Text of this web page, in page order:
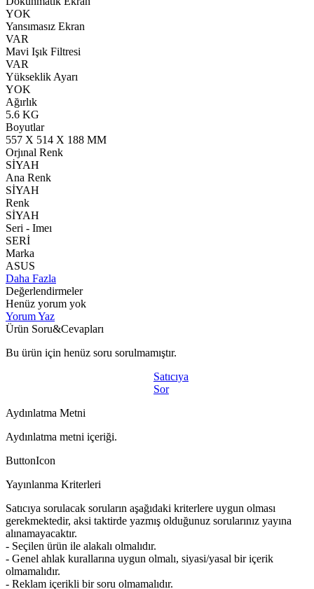
YOK
Yansımasız Ekran
VAR
Mavi Işık Filtresi
VAR
Yükseklik Ayarı
YOK
Ağırlık
5.6 KG
Boyutlar
557 X 514 X 188 MM
Orjınal Renk
SİYAH
Ana Renk
SİYAH
Renk
SİYAH
Seri - Imeı
SERİ
Marka
ASUS
Daha Fazla
Değerlendirmeler
Henüz yorum yok
Yorum Yaz
Ürün Soru&Cevapları
Bu ürün için henüz soru sorulmamıştır.
Satıcıya
Sor
Aydınlatma Metni
Aydınlatma metni içeriği.
ButtonIcon
Yayınlanma Kriterleri
Satıcıya sorulacak soruların aşağıdaki kriterlere uygun olması
gerekmektedir, aksi taktirde yazmış olduğunuz sorularınız yayına
alınamayacaktır.
- Seçilen ürün ile alakalı olmalıdır.
- Genel ahlak kurallarına uygun olmalı, siyasi/yasal bir içerik
olmamalıdır.
- Reklam içerikli bir soru olmamalıdır.